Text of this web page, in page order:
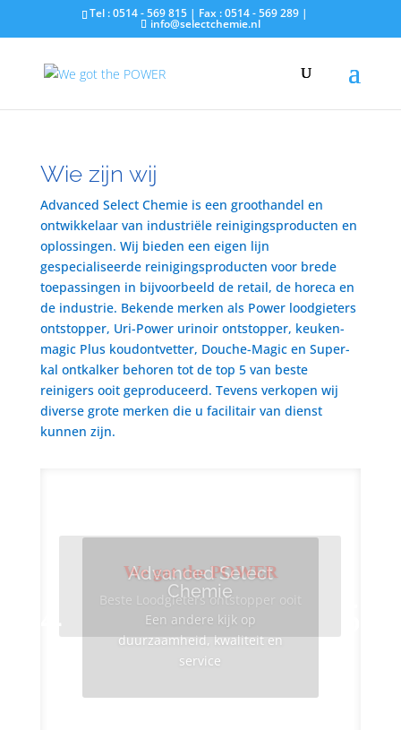
Tel : 0514 - 569 815 | Fax : 0514 - 569 289 |
info@selectchemie.nl
Wie zijn wij
Advanced Select Chemie is een groothandel en
ontwikkelaar van industriële reinigingsproducten en
oplossingen. Wij bieden een eigen lijn
gespecialiseerde reinigingsproducten voor brede
toepassingen in bijvoorbeeld de retail, de horeca en
de industrie. Bekende merken als Power loodgieters
ontstopper, Uri-Power urinoir ontstopper, keuken-
magic Plus koudontvetter, Douche-Magic en Super-
kal ontkalker behoren tot de top 5 van beste
reinigers ooit geproduceerd. Tevens verkopen wij
diverse grote merken die u facilitair van dienst
kunnen zijn.
Advanced Select
Chemie
Een andere kijk op
duurzaamheid, kwaliteit en
service
We got the POWER
Beste Loodgieters ontstopper ooit